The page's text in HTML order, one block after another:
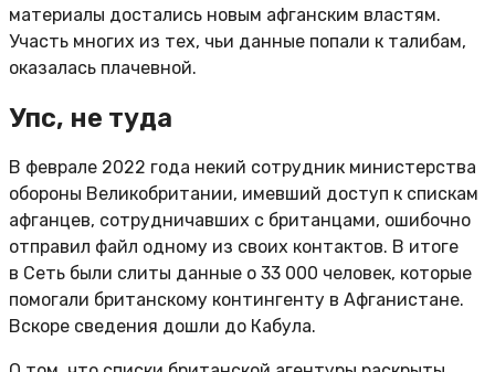
материалы достались новым афганским властям.
Участь многих из тех, чьи данные попали к талибам,
оказалась плачевной.
Упс, не туда
В феврале 2022 года некий сотрудник министерства
обороны Великобритании, имевший доступ к спискам
афганцев, сотрудничавших с британцами, ошибочно
отправил файл одному из своих контактов. В итоге
в Сеть были слиты данные о 33 000 человек, которые
помогали британскому контингенту в Афганистане.
Вскоре сведения дошли до Кабула.